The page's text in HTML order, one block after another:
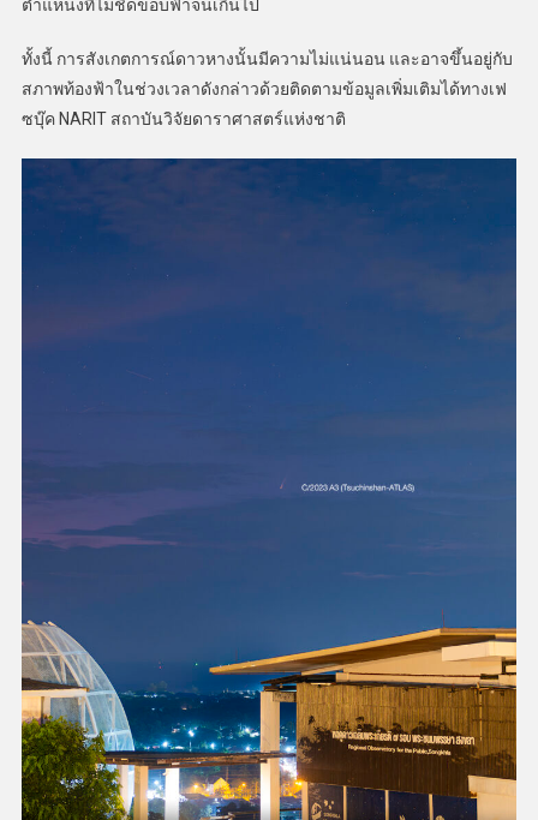
ตำแหน่งที่ไม่ชิดขอบฟ้าจนเกินไป
ทั้งนี้ การสังเกตการณ์ดาวหางนั้นมีความไม่แน่นอน และอาจขึ้นอยู่กับ
สภาพท้องฟ้าในช่วงเวลาดังกล่าวด้วยติดตามข้อมูลเพิ่มเติมได้ทางเฟ
ซบุ๊ค NARIT สถาบันวิจัยดาราศาสตร์แห่งชาติ